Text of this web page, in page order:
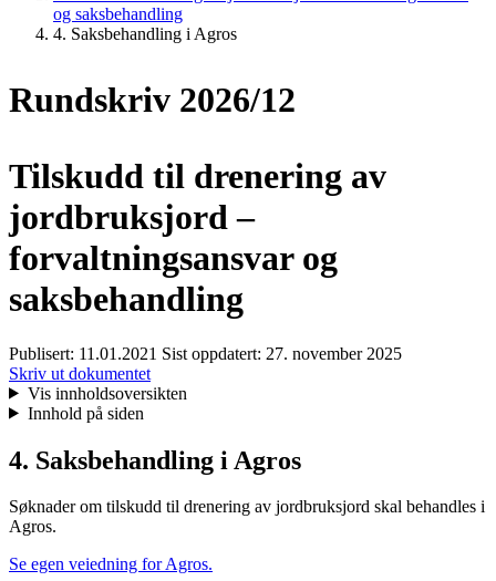
og saksbehandling
4. Saksbehandling i Agros
Rundskriv 2026/12
Tilskudd til drenering av
jordbruksjord –
forvaltningsansvar og
saksbehandling
Publisert: 11.01.2021 Sist oppdatert: 27. november 2025
Skriv ut dokumentet
Vis innholdsoversikten
Innhold på siden
4. Saksbehandling i Agros
Søknader om tilskudd til drenering av jordbruksjord skal behandles i
Agros.
Se egen veiedning for Agros.